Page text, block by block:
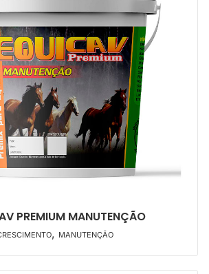
PREMIUM MANUTENÇÃO
, MANUTENÇÃO